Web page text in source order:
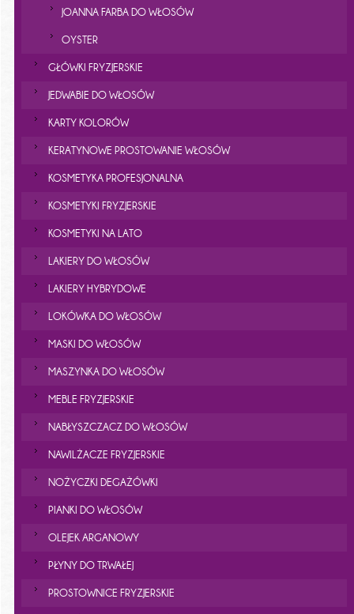
JOANNA FARBA DO WŁOSÓW
OYSTER
GŁÓWKI FRYZJERSKIE
JEDWABIE DO WŁOSÓW
KARTY KOLORÓW
KERATYNOWE PROSTOWANIE WŁOSÓW
KOSMETYKA PROFESJONALNA
KOSMETYKI FRYZJERSKIE
KOSMETYKI NA LATO
LAKIERY DO WŁOSÓW
LAKIERY HYBRYDOWE
LOKÓWKA DO WŁOSÓW
MASKI DO WŁOSÓW
MASZYNKA DO WŁOSÓW
MEBLE FRYZJERSKIE
NABŁYSZCZACZ DO WŁOSÓW
NAWILŻACZE FRYZJERSKIE
NOŻYCZKI DEGAŻÓWKI
PIANKI DO WŁOSÓW
OLEJEK ARGANOWY
PŁYNY DO TRWAŁEJ
PROSTOWNICE FRYZJERSKIE